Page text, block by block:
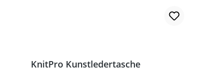
KnitPro Kunstledertasche